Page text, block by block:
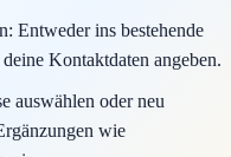
Entweder ins bestehende
Kontaktdaten angeben.
auswählen oder neu
wie